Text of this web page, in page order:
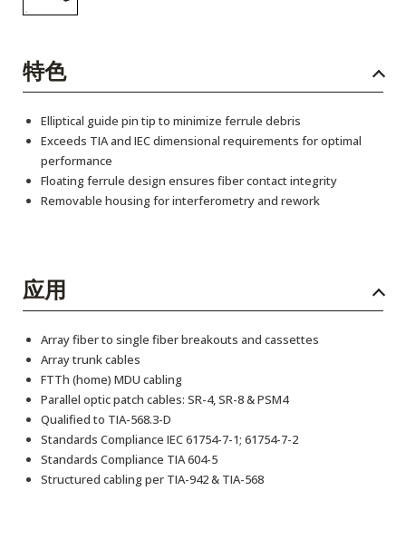
特色
Elliptical guide pin tip to minimize ferrule debris
Exceeds TIA and IEC dimensional requirements for optimal
performance
Floating ferrule design ensures fiber contact integrity
Removable housing for interferometry and rework
应用
Array fiber to single fiber breakouts and cassettes
Array trunk cables
FTTh (home) MDU cabling
Parallel optic patch cables: SR-4, SR-8 & PSM4
Qualified to TIA-568.3-D
Standards Compliance IEC 61754-7-1; 61754-7-2
Standards Compliance TIA 604-5
Structured cabling per TIA-942 & TIA-568